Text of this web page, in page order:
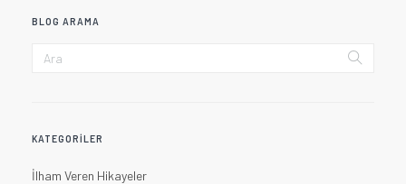
BLOG ARAMA
KATEGORILER
İlham Veren Hikayeler